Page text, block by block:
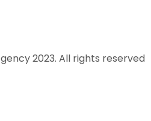
2023. All rights reserved